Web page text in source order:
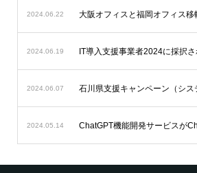
2024.06.22 大阪オフィスと福岡オフィス移
2024.06.19
2024.06.07
2024.05.14